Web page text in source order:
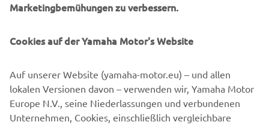
small and lightweight electric powertrains, which is
entry as developer and supplier of high-performance
To create a more sustainable world, Yamaha Motor will
continue promoting the research and development of
technologies that contribute to sustainability.
Marketingbemühungen zu verbessern.
Cookies auf der Yamaha Motor's Website
Auf unserer Website (yamaha-motor.eu) – und allen
lokalen Versionen davon – verwenden wir, Yamaha Motor
Europe N.V., seine Niederlassungen und verbundenen
Unternehmen, Cookies, einschließlich vergleichbare